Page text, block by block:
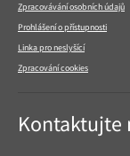
Zpracovávání osobních údajů
Prohlášení o přístupnosti
Linka pro neslyšící
Zpracování cookies
Kontaktujte